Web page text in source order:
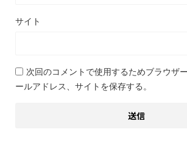
サイト
次回のコメントで使用するためブラウザ
ールアドレス、サイトを保存する。